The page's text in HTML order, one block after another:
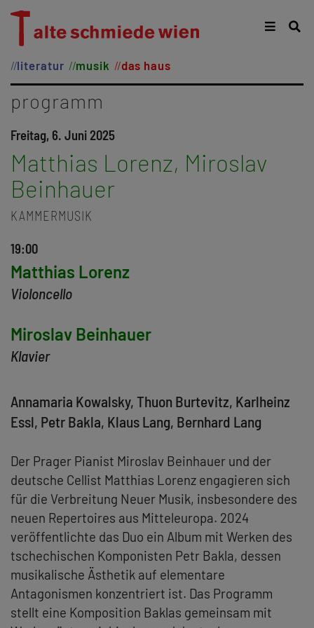
literatur musik das haus
programm
Freitag, 6. Juni 2025
Matthias Lorenz, Miroslav
Beinhauer
KAMMERMUSIK
19:00
Matthias Lorenz
Violoncello
Miroslav Beinhauer
Klavier
Annamaria Kowalsky, Thuon Burtevitz, Karlheinz
Essl, Petr Bakla, Klaus Lang, Bernhard Lang
Der Prager Pianist Miroslav Beinhauer und der
deutsche Cellist Matthias Lorenz engagieren sich
für die Verbreitung Neuer Musik, insbesondere des
neuen Repertoires aus Mitteleuropa. 2024
veröffentlichte das Duo ein Album mit Werken des
tschechischen Komponisten Petr Bakla, dessen
musikalische Ästhetik auf elementare
Antagonismen konzentriert ist. Das Programm
stellt eine Komposition Baklas gemeinsam mit